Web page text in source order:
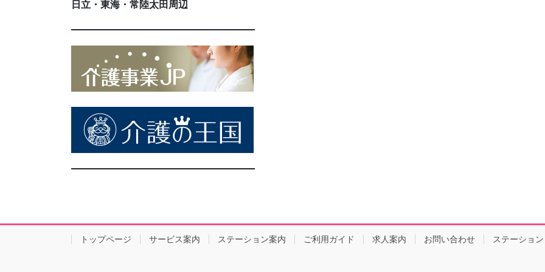
日立・東海・常陸太田周辺
トップページ サービス案内 ステーション案内 ご利用ガイド 求人案内 お問い合わせ ステーショ